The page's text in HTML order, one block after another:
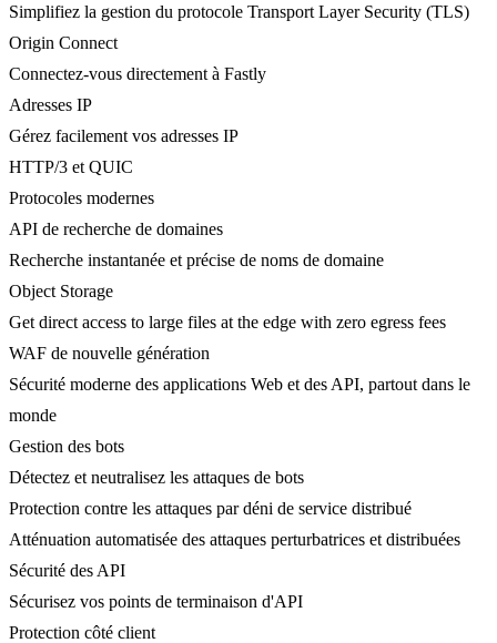
Simplifiez la gestion du protocole Transport Layer Security (TLS)
Origin Connect
Connectez-vous directement à Fastly
Adresses IP
Gérez facilement vos adresses IP
HTTP/3 et QUIC
Protocoles modernes
API de recherche de domaines
Recherche instantanée et précise de noms de domaine
Object Storage
Get direct access to large files at the edge with zero egress fees
WAF de nouvelle génération
Sécurité moderne des applications Web et des API, partout dans le
monde
Gestion des bots
Détectez et neutralisez les attaques de bots
Protection contre les attaques par déni de service distribué
Atténuation automatisée des attaques perturbatrices et distribuées
Sécurité des API
Sécurisez vos points de terminaison d'API
Protection côté client